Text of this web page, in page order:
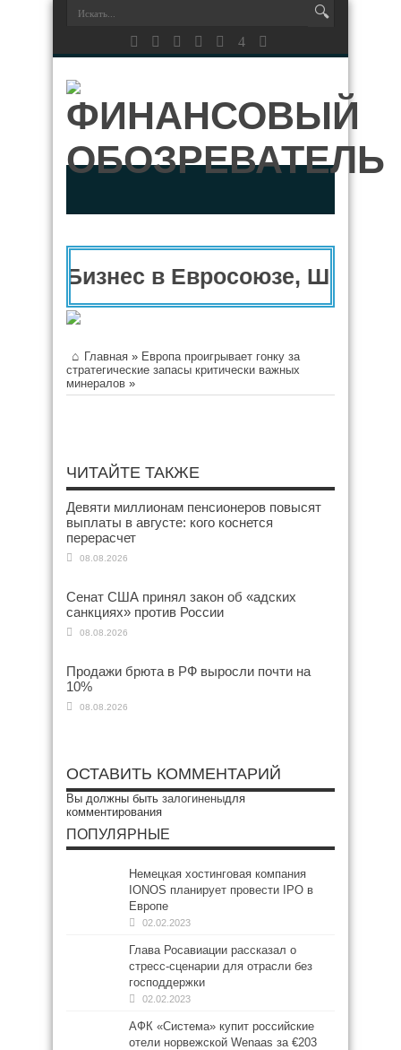
Бизнес в Евросоюзе,
Главная » Европа проигрывает гонку за
стратегические запасы критически важных
минералов »
ЧИТАЙТЕ ТАКЖЕ
Девяти миллионам пенсионеров повысят
выплаты в августе: кого коснется
перерасчет
08.08.2026
Сенат США принял закон об «адских
санкциях» против России
08.08.2026
Продажи брюта в РФ выросли почти на
10%
08.08.2026
ОСТАВИТЬ КОММЕНТАРИЙ
Вы должны быть залогиненыдля
комментирования
ПОПУЛЯРНЫЕ
Немецкая хостинговая компания
IONOS планирует провести IPO в
Европе
02.02.2023
Глава Росавиации рассказал о
стресс-сценарии для отрасли без
господдержки
02.02.2023
АФК «Система» купит российские
отели норвежской Wenaas за €203